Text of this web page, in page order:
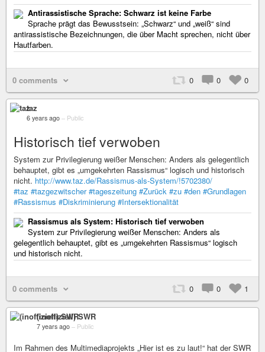
Antirassistische Sprache: Schwarz ist keine Farbe
Sprache prägt das Bewusstsein: „Schwarz“ und „weiß“ sind
antirassistische Bezeichnungen, die über Macht sprechen, nicht über
Hautfarben.
0 comments 0 0 0
taz
6 years ago – Public
Historisch tief verwoben
System zur Privilegierung weißer Menschen: Anders als gelegentlich
behauptet, gibt es „umgekehrten Rassismus“ logisch und historisch
nicht. http://www.taz.de/Rassismus-als-System/!5702380/
#taz #tazgezwitscher #tageszeitung #Zurück #zu #den #Grundlagen
#Rassismus #Diskriminierung #Intersektionalität
Rassismus als System: Historisch tief verwoben
System zur Privilegierung weißer Menschen: Anders als
gelegentlich behauptet, gibt es „umgekehrten Rassismus“ logisch
und historisch nicht.
0 comments 0 0 1
(inoffiziell) SWR
7 years ago – Public
Im Rahmen des Multimediaprojekts „Hier ist es zu laut!“ hat der SWR